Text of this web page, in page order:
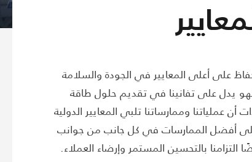
على أعلى المعايير في الجودة والسلامة
يدل على تفانينا في تقديم حلول طاقة
وممارساتنا تلبي المعايير الدولية
على أفضل الممارسات في كل جانب من جوانب
بالتحسين المستمر وإرضاء العملاء.